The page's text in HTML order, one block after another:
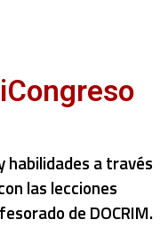
habilidades a través
las lecciones
de DOCRIM.